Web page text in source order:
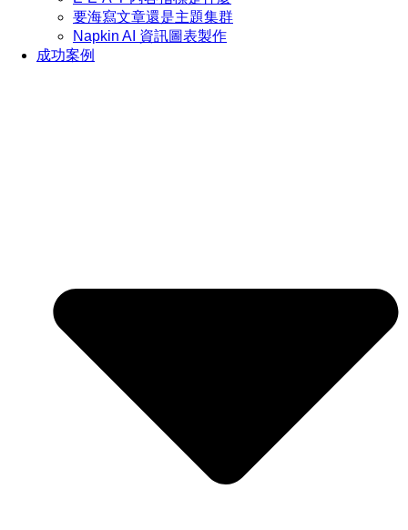
要海寫文章還是主題集群
Napkin AI 資訊圖表製作
成功案例